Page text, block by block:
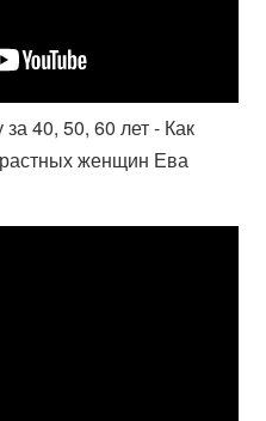
40, 50, 60 лет - Как
женщин Ева